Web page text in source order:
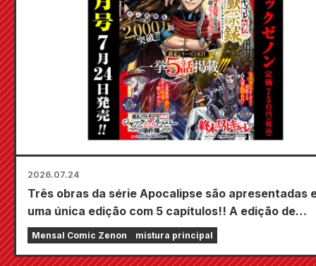
2026.07.24
Três obras da série Apocalipse são apresentadas
uma única edição com 5 capítulos!! A edição de
setembro de 2026 da revista em quadrinhos
Zenon estará à venda em 24 de julho!!
Mensal Comic Zenon mistura principal